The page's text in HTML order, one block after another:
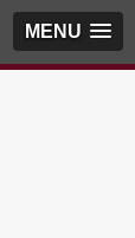
MENU